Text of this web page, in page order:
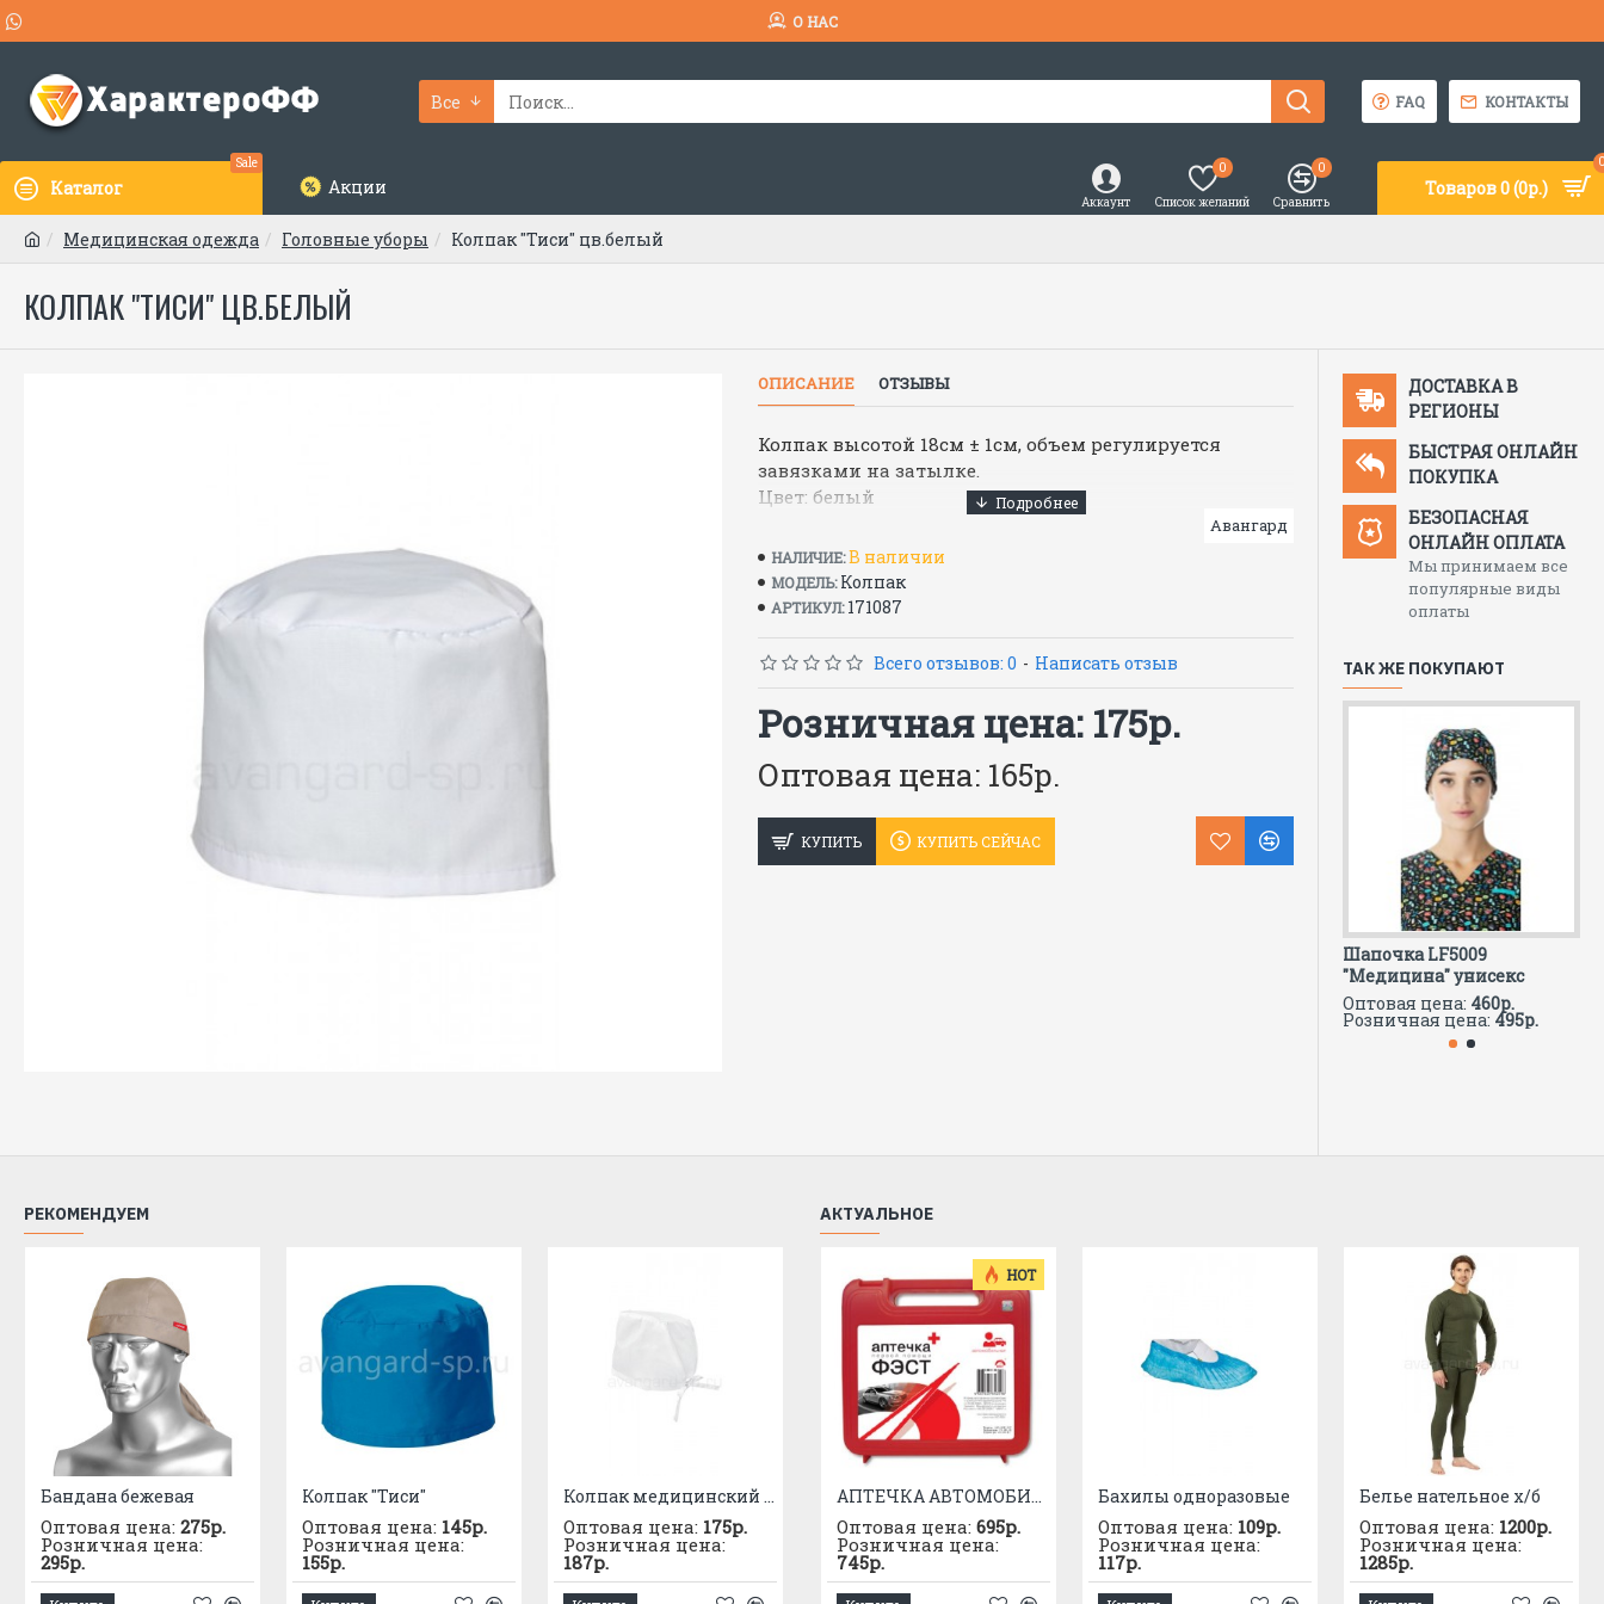
О НАС
Все FAQ КОНТАКТЫ
Каталог
Sale
Акции
Аккаунт Список желаний
0
Сравнить
0
Товаров 0 (0р.)
Медицинская одежда Головные уборы Колпак "Тиси" цв.белый
КОЛПАК "ТИСИ" ЦВ.БЕЛЫЙ
ОПИСАНИЕ ОТЗЫВЫ
Колпак высотой 18см ± 1см, объем регулируется
завязками на затылке.
Цвет: белый
Ткань: смесовая "Тиси"(77% полиэфир, 23% хлопок)
пл.139 г/м2
Зашитные свойства: Ву Ми З
ГОСТ 23134-78
НАЛИЧИЕ:В наличии
МОДЕЛЬ: Колпак
АРТИКУЛ: 171087
Авангард
Всего отзывов: 0 - Написать отзыв
Розничная цена: 175р.
Оптовая цена: 165р.
КУПИТЬ КУПИТЬ СЕЙЧАС
ДОСТАВКА В
РЕГИОНЫ
БЫСТРАЯ ОНЛАЙН
ПОКУПКА
БЕЗОПАСНАЯ
ОНЛАЙН ОПЛАТА
Мы принимаем все
популярные виды
оплаты
ТАК ЖЕ ПОКУПАЮТ
Шапочка LF5009
"Медицина" унисекс
Оптовая цена: 460р.
Розничная цена: 495р.
РЕКОМЕНДУЕМ
Бандана бежевая
Оптовая цена: 275р.
Розничная цена:
295р.
Колпак "Тиси"
Оптовая цена: 145р.
Розничная цена:
155р.
Колпак медицинский с завязочками белый
Оптовая цена: 175р.
Розничная цена:
187р.
Шапочка LF5009 "Медицина" унисекс
Оптовая цена:460р.
Розничная цена:
495р.
АКТУАЛЬНОЕ
HOT
АПТЕЧКА АВТОМОБИЛЬНАЯ приказ №1080
Оптовая цена: 695р.
Розничная цена:
745р.
Бахилы одноразовые
Оптовая цена: 109р.
Розничная цена:
117р.
Белье нательное х/б
Оптовая цена: 1200р.
Розничная цена:
1285р.